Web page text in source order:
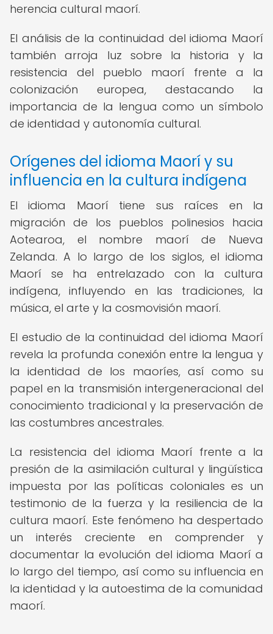
herencia cultural maorí.
El análisis de la continuidad del idioma Maorí
también arroja luz sobre la historia y la
resistencia del pueblo maorí frente a la
colonización europea, destacando la
importancia de la lengua como un símbolo
de identidad y autonomía cultural.
Orígenes del idioma Maorí y su
influencia en la cultura indígena
El idioma Maorí tiene sus raíces en la
migración de los pueblos polinesios hacia
Aotearoa, el nombre maorí de Nueva
Zelanda. A lo largo de los siglos, el idioma
Maorí se ha entrelazado con la cultura
indígena, influyendo en las tradiciones, la
música, el arte y la cosmovisión maorí.
El estudio de la continuidad del idioma Maorí
revela la profunda conexión entre la lengua y
la identidad de los maoríes, así como su
papel en la transmisión intergeneracional del
conocimiento tradicional y la preservación de
las costumbres ancestrales.
La resistencia del idioma Maorí frente a la
presión de la asimilación cultural y lingüística
impuesta por las políticas coloniales es un
testimonio de la fuerza y la resiliencia de la
cultura maorí. Este fenómeno ha despertado
un interés creciente en comprender y
documentar la evolución del idioma Maorí a
lo largo del tiempo, así como su influencia en
la identidad y la autoestima de la comunidad
maorí.